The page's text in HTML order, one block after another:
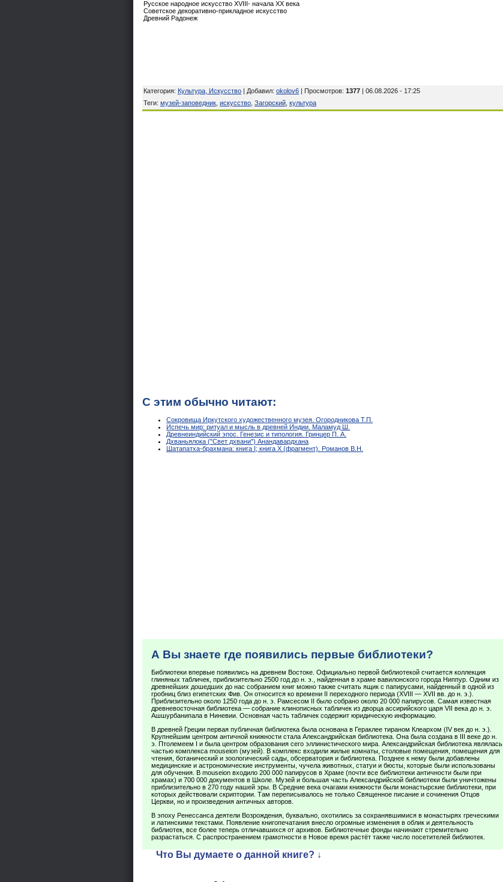
Русское народное искусство XVIII- начала XX века
Советское декоративно-прикладное искусство
Древний Радонеж
Категория: Культура, Искусство | Добавил: okolov6 | Просмотров: 1377 | 06.08.2026 - 17:25
Теги: музей-заповедник искусство Загорский культура
С этим обычно читают:
Сокровища Иркутского художественного музея. Огородникова Т.П.
Испечь мир: ритуал и мысль в древней Индии. Маламуд Ш.
Древнеиндийский эпос. Генезис и типология. Гринцер П. А.
Дхваньялока ("Свет дхвани") Анандавардхана
Шатапатха-брахмана: книга I; книга X (фрагмент). Романов В.Н.
А Вы знаете где появились первые библиотеки?
Библиотеки впервые появились на древнем Востоке. Официально первой библиотекой считается коллекция
глиняных табличек, приблизительно 2500 год до н. э., найденная в храме вавилонского города Ниппур. Одним из
древнейших дошедших до нас собранием книг можно также считать ящик с папирусами, найденный в одной из
гробниц близ египетских Фив. Он относится ко времени II переходного периода (XVIII — XVII вв. до н. э.).
Приблизительно около 1250 года до н. э. Рамсесом II было собрано около 20 000 папирусов. Самая известная
древневосточная библиотека — собрание клинописных табличек из дворца ассирийского царя VII века до н. э.
Ашшурбанипала в Ниневии. Основная часть табличек содержит юридическую информацию.
В древней Греции первая публичная библиотека была основана в Гераклее тираном Клеархом (IV век до н. э.).
Крупнейшим центром античной книжности стала Александрийская библиотека. Она была создана в III веке до н.
э. Птолемеем I и была центром образования сего эллинистического мира. Александрийская библиотека являлась
частью комплекса mouseion (музей). В комплекс входили жилые комнаты, столовые помещения, помещения для
чтения, ботанический и зоологический сады, обсерватория и библиотека. Позднее к нему были добавлены
медицинские и астрономические инструменты, чучела животных, статуи и бюсты, которые были использованы
для обучения. В mouseion входило 200 000 папирусов в Храме (почти все библиотеки античности были при
храмах) и 700 000 документов в Школе. Музей и большая часть Александрийской библиотеки были уничтожены
приблизительно в 270 году нашей эры. В Средние века очагами книжности были монастырские библиотеки, при
которых действовали скриптории. Там переписывалось не только Священное писание и сочинения Отцов
Церкви, но и произведения античных авторов.
В эпоху Ренессанса деятели Возрождения, буквально, охотились за сохранявшимися в монастырях греческими
и латинскими текстами. Появление книгопечатания внесло огромные изменения в облик и деятельность
библиотек, все более теперь отличавшихся от архивов. Библиотечные фонды начинают стремительно
разрастаться. С распространением грамотности в Новое время растёт также число посетителей библиотек.
Что Вы думаете о данной книге? ↓